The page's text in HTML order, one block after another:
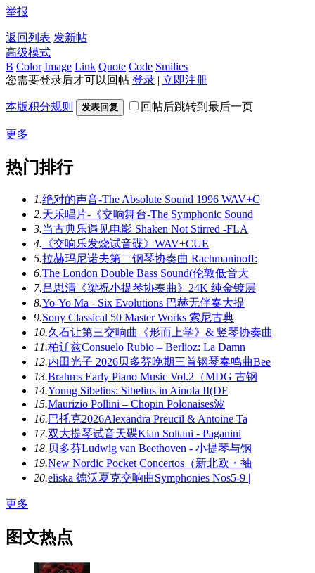
举报
返回列表 发新帖
高级模式
B Color Image Link Quote Code Smilies
您需要登录后才可以回帖 登录 | 立即注册
本版积分规则 发表回复 回帖后跳转到最后一页
更多
热门排行
1.绝对的声音-The Absolute Sound 1996 WAV+C
2.天乐唱片-《交响舞台-The Symphonic Sound
3.当古典乐遇见电影 Shaken Not Stirred -FLA
4. 《交响乐发烧试音碟》WAV+CUE
5.拉赫玛尼诺夫第二钢琴协奏曲 Rachmaninoff:
6.The London Double Bass Sound(伦敦低音大
7.吕思清《梁祝小提琴协奏曲》24K 纯金镀层
8.Yo-Yo Ma - Six Evolutions 巴赫无伴奏大提
9.Sony Classical 50 Master Works 索尼古典
10.久石让第三交响曲《形而上学》& 竖琴协奏曲
11.柏辽兹Consuelo Rubio – Berlioz: La Damn
12.内田光子 2026贝多芬晚期三首钢琴奏鸣曲Bee
13.Brahms Early Piano Music Vol.2（MDG 古钢
14.Young Sibelius: Sibelius in Ainola II(DF
15.Maurizio Pollini – Chopin Polonaises波
16.巴托克2026Alexandra Preucil & Antoine Ta
17.双大提琴试音天碟Kian Soltani - Paganini
18.贝多芬Ludwig van Beethoven - 小提琴与钢
19.New Nordic Pocket Concertos（新北欧・袖
20.eliska 德沃夏克交响曲Symphonies Nos5-9 |
更多
图文热点